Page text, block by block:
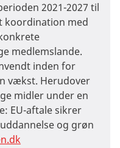
2021-2027 til
koordination med
medlemslande.
inden for
vækst. Herudover
midler under en
EU-aftale sikrer
og grøn